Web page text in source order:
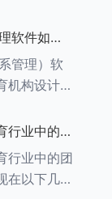
，能够集
软件如何
管理）软
机构设计的
作用。以
软件如何
响力：
行业中的团
行业中的团
在以下几个